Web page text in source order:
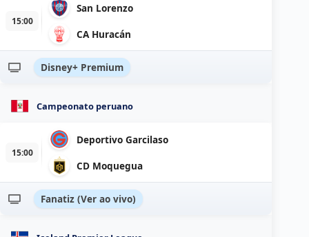
15:00
San Lorenzo
CA Huracán
Disney+ Premium
Campeonato peruano
15:00
Deportivo Garcilaso
CD Moquegua
Fanatiz (Ver ao vivo)